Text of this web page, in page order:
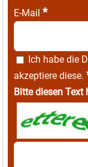
E-Mail *
Ich habe die
akzeptiere diese.
Bitte diesen Text